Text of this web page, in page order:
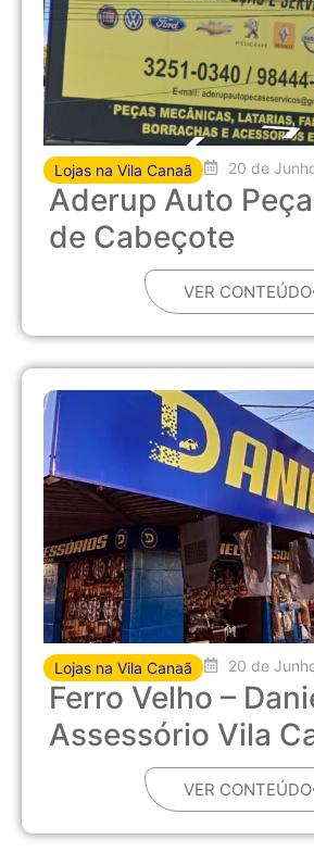
Lojas na Vila Canaã 20 de
Aderup Auto
de Cabeçote
VER CONTEÚDO
Lojas na Vila Canaã 20 de
Ferro Velho –
Assessório Vila
VER CONTEÚDO